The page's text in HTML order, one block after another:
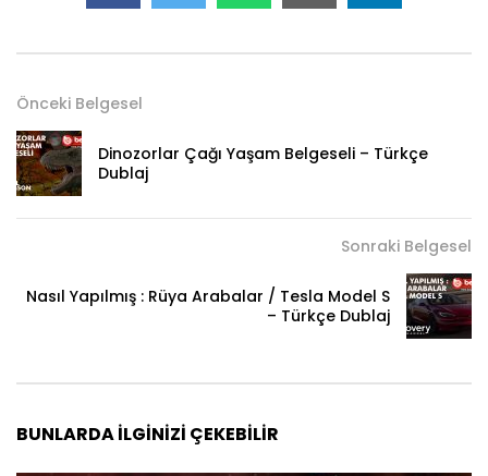
Önceki Belgesel
Dinozorlar Çağı Yaşam Belgeseli – Türkçe
Dublaj
Sonraki Belgesel
Nasıl Yapılmış : Rüya Arabalar / Tesla Model S
– Türkçe Dublaj
BUNLARDA İLGINIZI ÇEKEBILIR